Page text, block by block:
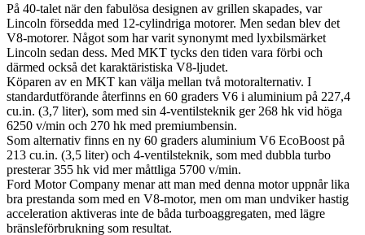
På 40-talet när den fabulösa designen av grillen skapades, var
Lincoln försedda med 12-cylindriga motorer. Men sedan blev det
V8-motorer. Något som har varit synonymt med lyxbilsmärket
Lincoln sedan dess. Med MKT tycks den tiden vara förbi och
därmed också det karaktäristiska V8-ljudet.
Köparen av en MKT kan välja mellan två motoralternativ. I
standardutförande återfinns en 60 graders V6 i aluminium på 227,4
cu.in. (3,7 liter), som med sin 4-ventilsteknik ger 268 hk vid höga
6250 v/min och 270 hk med premiumbensin.
Som alternativ finns en ny 60 graders aluminium V6 EcoBoost på
213 cu.in. (3,5 liter) och 4-ventilsteknik, som med dubbla turbo
presterar 355 hk vid mer måttliga 5700 v/min.
Ford Motor Company menar att man med denna motor uppnår lika
bra prestanda som med en V8-motor, men om man undviker hastig
acceleration aktiveras inte de båda turboaggregaten, med lägre
bränsleförbrukning som resultat.